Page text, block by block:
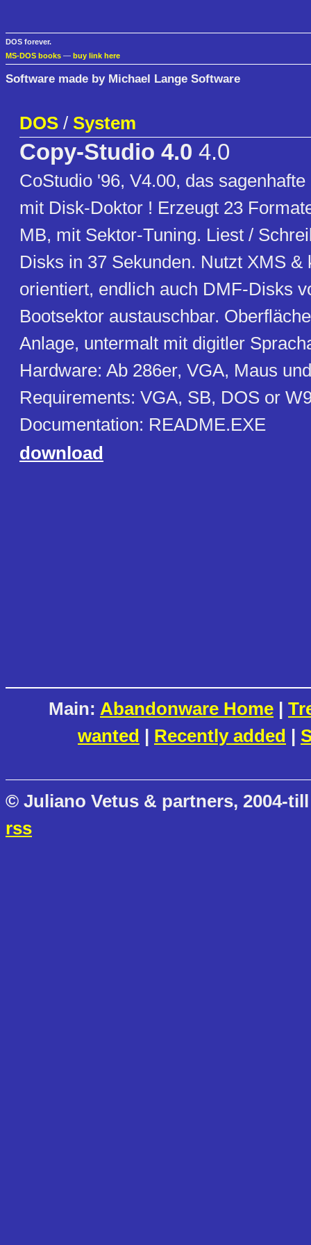
DOS forever.
MS-DOS books — buy link here
Software made by Michael Lange Software
DOS / System
Copy-Studio 4.0 4.0
CoStudio '96, V4.00, das
mit Disk-Doktor ! Erzeugt 23
MB, mit Sektor-Tuning. Liest /
Disks in 37 Sekunden. Nutzt XMS &
orientiert, endlich auch DMF-Disks
Bootsektor austauschbar.
Anlage, untermalt mit digitler
Hardware: Ab 286er, VGA, Maus
Requirements: VGA, SB, DOS or
Documentation: README.EXE
download
Main: Abandonware Home |
wanted | Recently added |
© Juliano Vetus & partners, 2004-
rss